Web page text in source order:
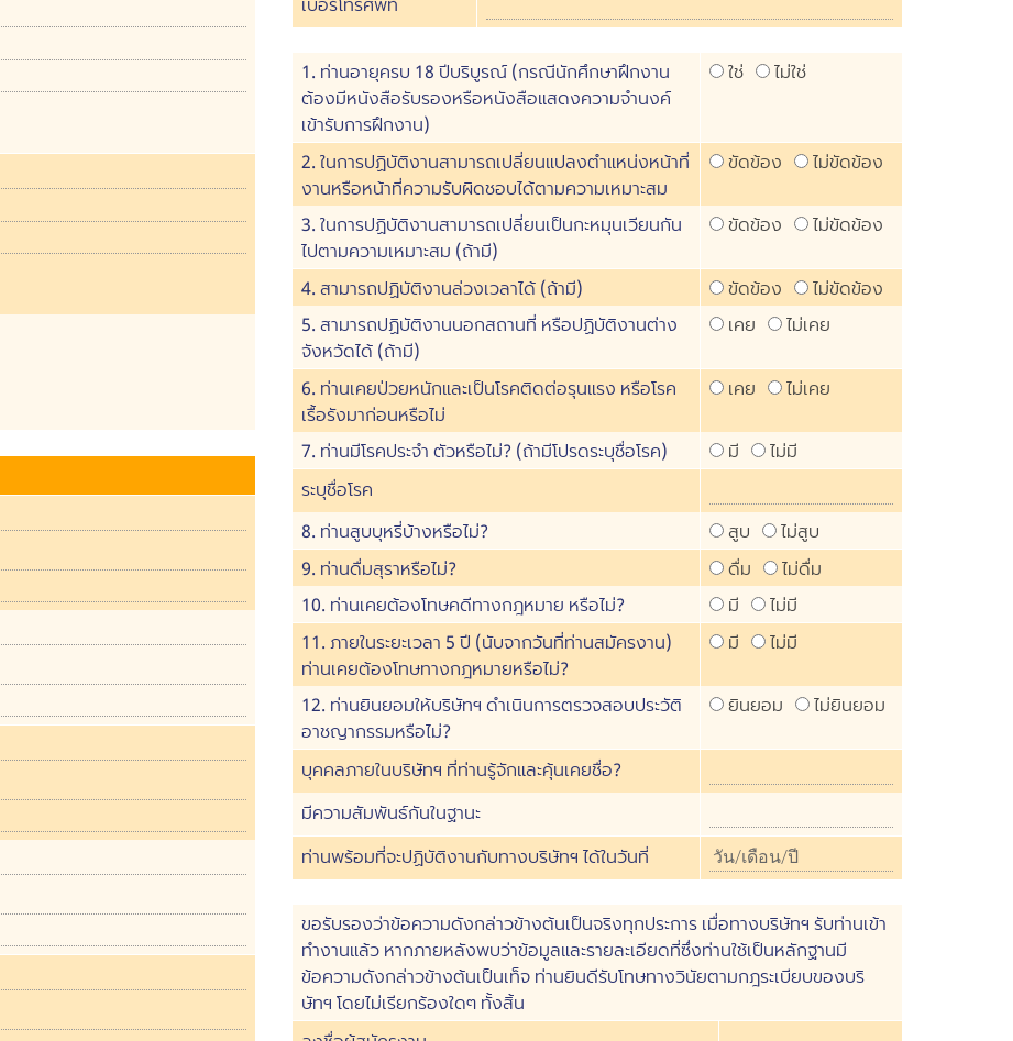
1. ท่านอายุครบ 18 ปีบริบูรณ์ (กรณีนักศึกษาฝึกงาน
ต้องมีหนังสือรับรองหรือหนังสือแสดงความจำนงค์
เข้ารับการฝึกงาน)
ใช่ ไม่ใช่
2. ในการปฏิบัติงานสามารถเปลี่ยนแปลงตำแหน่งหน้าที่
งานหรือหน้าที่ความรับผิดชอบได้ตามความเหมาะสม
ขัดข้อง ไม่ขัดข้อง
3. ในการปฏิบัติงานสามารถเปลี่ยนเป็นกะหมุนเวียนกัน
ไปตามความเหมาะสม (ถ้ามี)
ขัดข้อง ไม่ขัดข้อง
4. สามารถปฏิบัติงานล่วงเวลาได้ (ถ้ามี) ขัดข้อง
ไม่ขัดข้อง
5. สามารถปฏิบัติงานนอกสถานที่ หรือปฏิบัติงานต่าง
จังหวัดได้ (ถ้ามี)
เคย ไม่เคย
6. ท่านเคยป่วยหนักและเป็นโรคติดต่อรุนแรง หรือโรค
เรื้อรังมาก่อนหรือไม่
เคย ไม่เคย
7. ท่านมีโรคประจำ ตัวหรือไม่? (ถ้ามีโปรดระบุชื่อโรค) มี
ไม่มี
ระบุชื่อโรค
8. ท่านสูบบุหรี่บ้างหรือไม่?
สูบ
ไม่สูบ
9. ท่านดื่มสุราหรือไม่?
ดื่ม
ไม่ดื่ม
10. ท่านเคยต้องโทษคดีทางกฎหมาย หรือไม่?
มี
ไม่มี
11. ภายในระยะเวลา 5 ปี (นับจากวันที่ท่านสมัครงาน)
ท่านเคยต้องโทษทางกฎหมายหรือไม่?
มี ไม่มี
12. ท่านยินยอมให้บริษัทฯ ดำเนินการตรวจสอบประวัติ
อาชญากรรมหรือไม่?
ยินยอม ไม่ยินยอม
บุคคลภายในบริษัทฯ ที่ท่านรู้จักและคุ้นเคยชื่อ?
มีความสัมพันธ์กันในฐานะ
ท่านพร้อมที่จะปฏิบัติงานกับทางบริษัทฯ ได้ในวันที่
ขอรับรองว่าข้อความดังกล่าวข้างต้นเป็นจริงทุกประการ เมื่อทางบริษัทฯ รับท่านเข้า
ทำงานแล้ว หากภายหลังพบว่าข้อมูลและรายละเอียดที่ซึ่งท่านใช้เป็นหลักฐานมี
ข้อความดังกล่าวข้างต้นเป็นเท็จ ท่านยินดีรับโทษทางวินัยตามกฎระเบียบของบริ
ษัทฯ โดยไม่เรียกร้องใดๆ ทั้งสิ้น